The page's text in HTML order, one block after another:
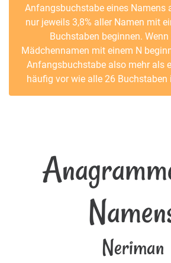
Anfangsbuchstabe eines Namens
nur jeweils 3,8% aller Namen mit
Buchstaben beginnen. Wenn
Mädchennamen mit einem N
Anfangsbuchstabe also mehr als
häufig vor wie alle 26
Neriman